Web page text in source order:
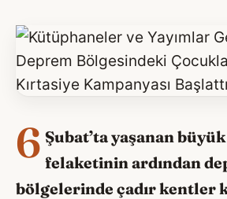
6 Şubat’ta yaşanan
felaketinin ardından
bölgelerinde çadır kentler